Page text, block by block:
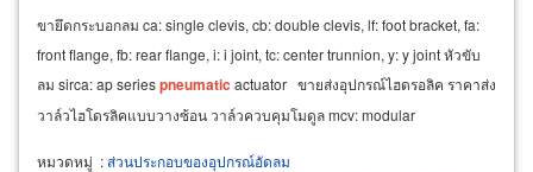
ขายึดกระบอกลม ca: single clevis, cb: double clevis, lf: foot bracket, fa:
front flange, fb: rear flange, i: i joint, tc: center trunnion, y: y joint หัวขับ
ลม sirca: ap seriespneumatic actuator ขายส่งอุปกรณ์ไฮดรอลิค ราคาส่ง
วาล์วไฮโดรลิคแบบวางซ้อน วาล์วควบคุมโมดูล mcv: modular
หมวดหมู่ :ส่วนประกอบของอุปกรณ์อัดลม